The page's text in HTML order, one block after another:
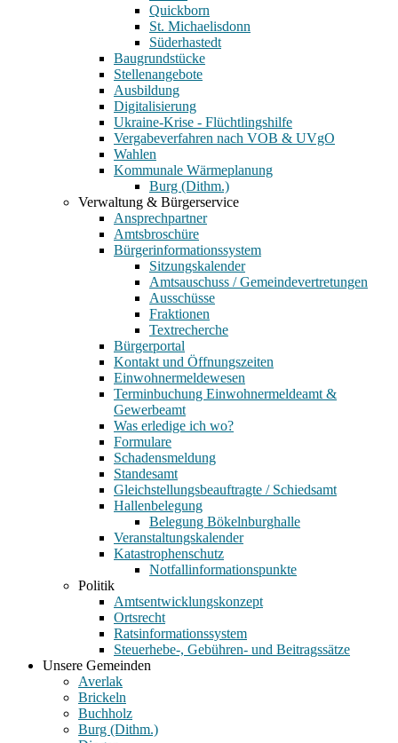
Quickborn
St. Michaelisdonn
Süderhastedt
Baugrundstücke
Stellenangebote
Ausbildung
Digitalisierung
Ukraine-Krise - Flüchtlingshilfe
Vergabeverfahren nach VOB & UVgO
Wahlen
Kommunale Wärmeplanung
Burg (Dithm.)
Verwaltung & Bürgerservice
Ansprechpartner
Amtsbroschüre
Bürgerinformationssystem
Sitzungskalender
Amtsauschuss / Gemeindevertretungen
Ausschüsse
Fraktionen
Textrecherche
Bürgerportal
Kontakt und Öffnungszeiten
Einwohnermeldewesen
Terminbuchung Einwohnermeldeamt &
Gewerbeamt
Was erledige ich wo?
Formulare
Schadensmeldung
Standesamt
Gleichstellungsbeauftragte / Schiedsamt
Hallenbelegung
Belegung Bökelnburghalle
Veranstaltungskalender
Katastrophenschutz
Notfallinformationspunkte
Politik
Amtsentwicklungskonzept
Ortsrecht
Ratsinformationssystem
Steuerhebe-, Gebühren- und Beitragssätze
Unsere Gemeinden
Averlak
Brickeln
Buchholz
Burg (Dithm.)